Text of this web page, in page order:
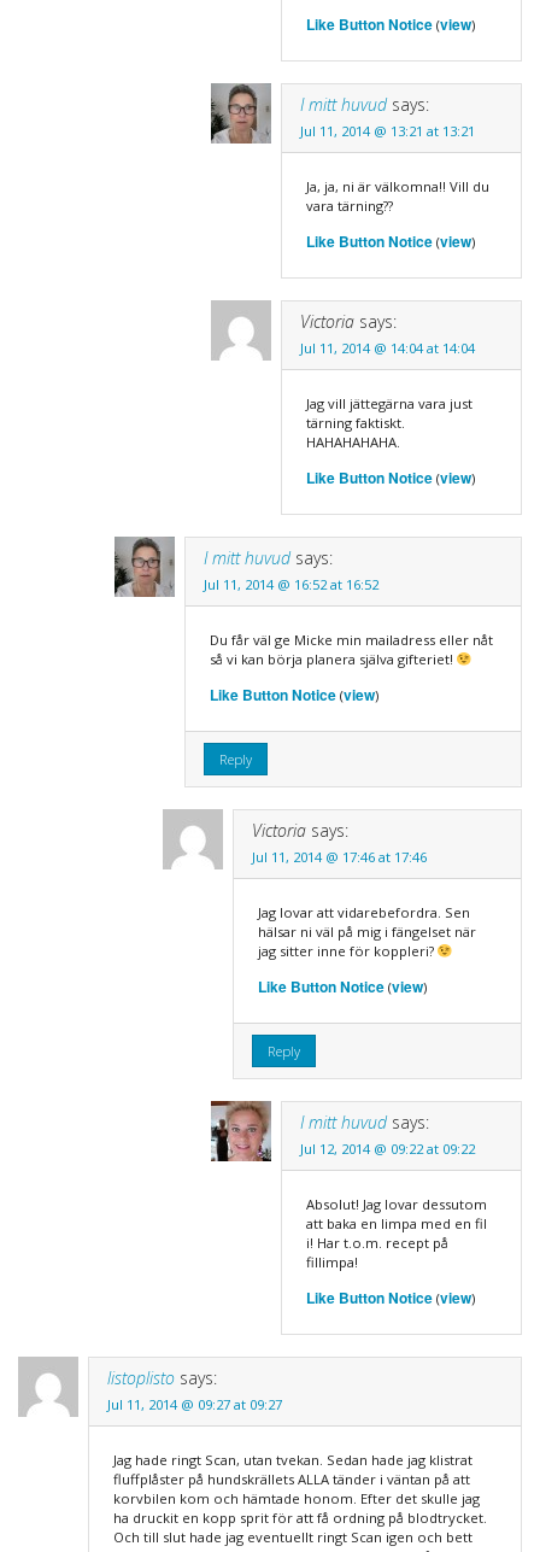
Like Button Notice(view)
I mitt huvud says:
Jul 11, 2014 @ 13:21 at 13:21
Ja, ja, ni är välkomna!! Vill du
vara tärning??
Like Button Notice(view)
Victoria says:
Jul 11, 2014 @ 14:04 at 14:04
Jag vill jättegärna vara just
tärning faktiskt.
HAHAHAHAHA.
Like Button Notice(view)
I mitt huvud says:
Jul 11, 2014 @ 16:52 at 16:52
Du får väl ge Micke min mailadress eller nåt
så vi kan börja planera själva gifteriet!
Like Button Notice(view)
Reply
Victoria says:
Jul 11, 2014 @ 17:46 at 17:46
Jag lovar att vidarebefordra. Sen
hälsar ni väl på mig i fängelset när
jag sitter inne för koppleri?
Like Button Notice(view)
Reply
I mitt huvud says:
Jul 12, 2014 @ 09:22 at 09:22
Absolut! Jag lovar dessutom
att baka en limpa med en fil
i! Har t.o.m. recept på
fillimpa!
Like Button Notice(view)
listoplisto says:
Jul 11, 2014 @ 09:27 at 09:27
Jag hade ringt Scan, utan tvekan. Sedan hade jag klistrat
fluffplåster på hundskrällets ALLA tänder i väntan på att
korvbilen kom och hämtade honom. Efter det skulle jag
ha druckit en kopp sprit för att få ordning på blodtrycket.
Och till slut hade jag eventuellt ringt Scan igen och bett